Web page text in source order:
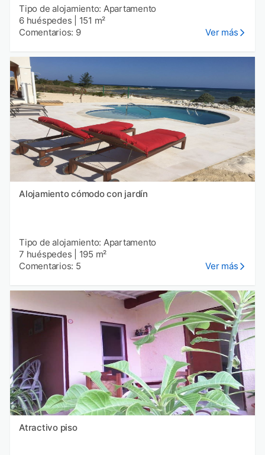
Tipo de alojamiento: Apartamento
6 huéspedes
151 m²
Comentarios: 9
Ver más
Alojamiento cómodo con jardín
Tipo de alojamiento: Apartamento
7 huéspedes
195 m²
Comentarios: 5
Ver más
Atractivo piso